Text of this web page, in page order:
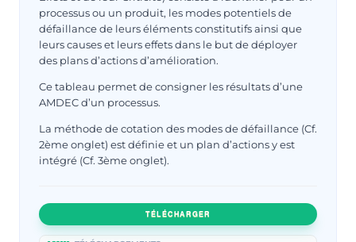
processus ou un produit, les modes potentiels de
défaillance de leurs éléments constitutifs ainsi que
leurs causes et leurs effets dans le but de déployer
des plans d’actions d’amélioration.
Ce tableau permet de consigner les résultats d’une
AMDEC d’un processus.
La méthode de cotation des modes de défaillance (Cf.
2ème onglet) est définie et un plan d’actions y est
intégré (Cf. 3ème onglet).
TÉLÉCHARGER